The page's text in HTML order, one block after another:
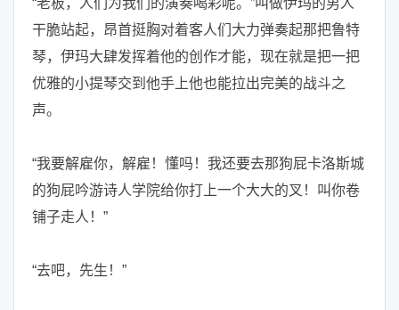
“老板，人们为我们的演奏喝彩呢。”叫做伊玛的男人
干脆站起，昂首挺胸对着客人们大力弹奏起那把鲁特
琴，伊玛大肆发挥着他的创作才能，现在就是把一把
优雅的小提琴交到他手上他也能拉出完美的战斗之
声。
“我要解雇你，解雇！懂吗！我还要去那狗屁卡洛斯城
的狗屁吟游诗人学院给你打上一个大大的叉！叫你卷
铺子走人！”
“去吧，先生！”